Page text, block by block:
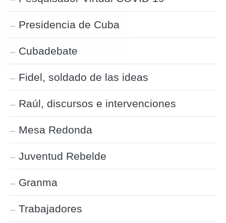
Presidencia de Cuba
Cubadebate
Fidel, soldado de las ideas
Raúl, discursos e intervenciones
Mesa Redonda
Juventud Rebelde
Granma
Trabajadores